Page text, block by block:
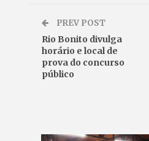
PREV POST
Rio Bonito divulga
horário e local de
prova do concurso
público